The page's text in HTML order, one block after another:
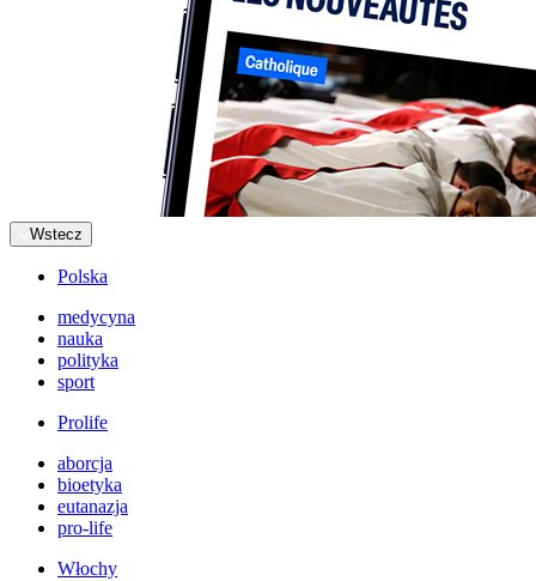
Wstecz
Polska
medycyna
nauka
polityka
sport
Prolife
aborcja
bioetyka
eutanazja
pro-life
Włochy